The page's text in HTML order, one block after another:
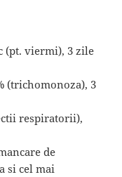
(pt. viermi), 3 zile
(trichomonoza), 3
respiratorii),
de
si cel mai